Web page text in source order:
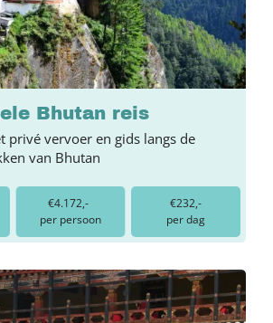
Bhutan reis
privé vervoer en gids langs de
van Bhutan
€4.172,-
per persoon
€232,-
per dag